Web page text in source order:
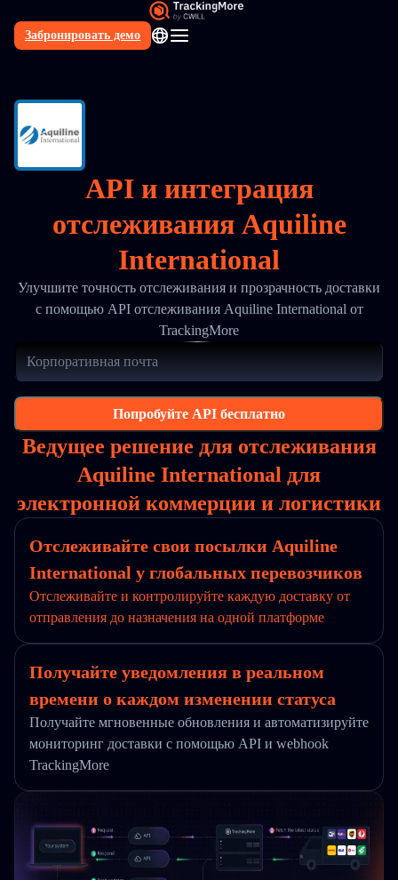
Забронировать демо
RU
API и интеграция
отслеживания Aquiline
International
Улучшите точность отслеживания и прозрачность доставки
с помощью API отслеживания Aquiline International от
TrackingMore
Попробуйте API бесплатно
Ведущее решение для отслеживания
Aquiline International для
электронной коммерции и логистики
Отслеживайте свои посылки Aquiline
International у глобальных перевозчиков
Отслеживайте и контролируйте каждую доставку от
отправления до назначения на одной платформе
Получайте уведомления в реальном
времени о каждом изменении статуса
Получайте мгновенные обновления и автоматизируйте
мониторинг доставки с помощью API и webhook
TrackingMore